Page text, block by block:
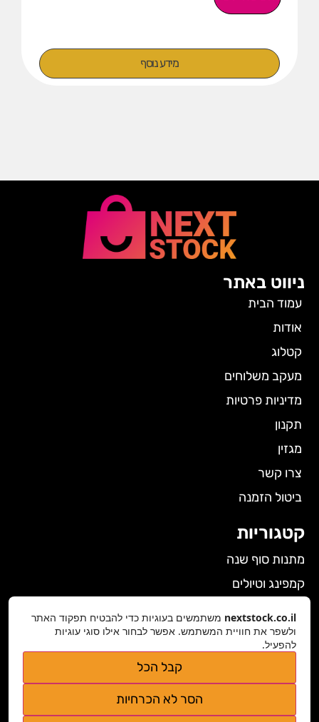
מידע נוסף
ניווט באתר
עמוד הבית
אודות
קטלוג
מעקב משלוחים
מדיניות פרטיות
תקנון
מגזין
צרו קשר
ביטול הזמנה
קטגוריות
מתנות סוף שנה
קמפינג וטיולים
גאדג'טים
nextstock.co.il@gmail.com
נגישות אתר
nextstock.co.il משתמשים בעוגיות כדי להבטיח תפקוד האתר
ולשפר את חוויית המשתמש. אפשר לבחור אילו סוגי עוגיות
להפעיל.
קבל הכל
הסר לא הכרחיות